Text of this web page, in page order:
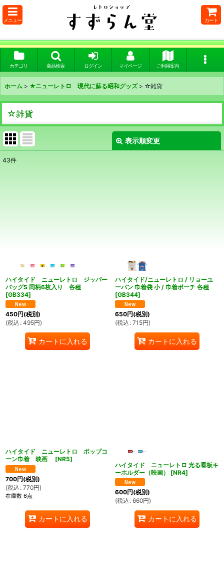
メニュー カート
カテゴリ 商品検索 ログイン マイページ ご利用案内
ホーム > ★ニューレトロ 現代に蘇る昭和グッズ > ☆雑貨
☆雑貨
表示順変更
43件
ハイタイド ニューレトロ ジッパー
バッグS 同柄6枚入り 各種
[GB334]
450円(税別)
(税込 : 495円)
カートに入れる
ハイタイド/ニューレトロ / リョーユ
ーパン 巾着袋 小 / 巾着ポーチ 各種
[GB344]
650円(税別)
(税込 : 715円)
カートに入れる
ハイタイド ニューレトロ ポップコ
ーン巾着 映画
[NR5]
700円(税別)
(税込 : 770円)
在庫数 6点
カートに入れる
ハイタイド ニューレトロ 光る看板キ
ーホルダー（映画）
[NR4]
600円(税別)
(税込 : 660円)
カートに入れる